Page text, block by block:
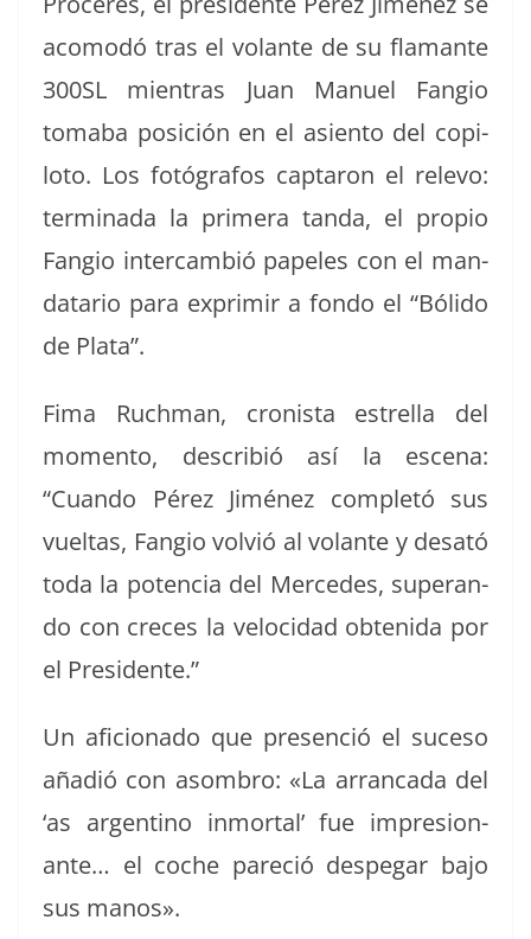
aco­modó tras el volante de su fla­mante
300SL mien­tras Juan Manuel Fan­gio
toma­ba posi­ción en el asien­to del copi­
lo­to. Los fotó­grafos cap­taron el rele­vo:
ter­mi­na­da la primera tan­da, el pro­pio
Fan­gio inter­cam­bió pape­les con el man­
datario para exprim­ir a fon­do el “Bóli­do
de Plata”.
Fima Ruch­man, cro­nista estrel­la del
momen­to, describió así la esce­na:
“Cuan­do Pérez Jiménez com­pletó sus
vueltas, Fan­gio volvió al volante y desató
toda la poten­cia del Mer­cedes, superan­
do con cre­ces la veloci­dad obteni­da por
el Presidente.”
Un afi­ciona­do que pres­en­ció el suce­so
añadió con asom­bro: «La arran­ca­da del
‘as argenti­no inmor­tal’ fue impre­sio­n­
ante… el coche pare­ció despe­gar bajo
sus manos».